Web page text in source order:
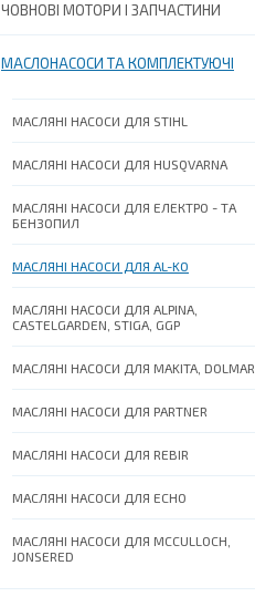
ЧОВНОВІ МОТОРИ І ЗАПЧАСТИНИ
МАСЛОНАСОСИ ТА КОМПЛЕКТУЮЧІ
МАСЛЯНІ НАСОСИ ДЛЯ STIHL
МАСЛЯНІ НАСОСИ ДЛЯ HUSQVARNA
МАСЛЯНІ НАСОСИ ДЛЯ ЕЛЕКТРО - ТА
БЕНЗОПИЛ
МАСЛЯНІ НАСОСИ ДЛЯ AL-KO
МАСЛЯНІ НАСОСИ ДЛЯ ALPINA,
CASTELGARDEN, STIGA, GGP
МАСЛЯНІ НАСОСИ ДЛЯ MAKITA, DOLMAR
МАСЛЯНІ НАСОСИ ДЛЯ PARTNER
МАСЛЯНІ НАСОСИ ДЛЯ REBIR
МАСЛЯНІ НАСОСИ ДЛЯ ECHO
МАСЛЯНІ НАСОСИ ДЛЯ MCCULLOCH,
JONSERED